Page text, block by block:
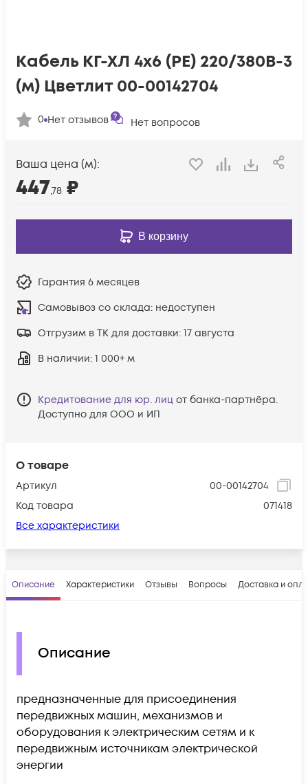
О товаре
Артикул
00-00142704
Код товара
071418
Все характеристики
Кабель КГ-ХЛ 4х6 (PE) 220/380В-3
(м) Цветлит 00-00142704
0 Нет отзывов Нет вопросов
Ваша цена (м):
447,78 ₽
В корзину
Гарантия 6 месяцев
Самовывоз со склада: недоступен
Отгрузим в ТК для доставки: 17 августа
В наличии: 1 000+ м
Кредитование для юр. лиц от банка-партнёра.
Доступно для ООО и ИП
Описание Характеристики Отзывы Вопросы Доставка и
Описание
предназначенные для присоединения
передвижных машин, механизмов и
оборудования к электрическим сетям и к
передвижным источникам электрической
энергии